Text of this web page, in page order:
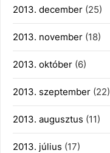
2013. december (25)
2013. november (18)
2013. október (6)
2013. szeptember (22)
2013. augusztus (11)
2013. július (17)